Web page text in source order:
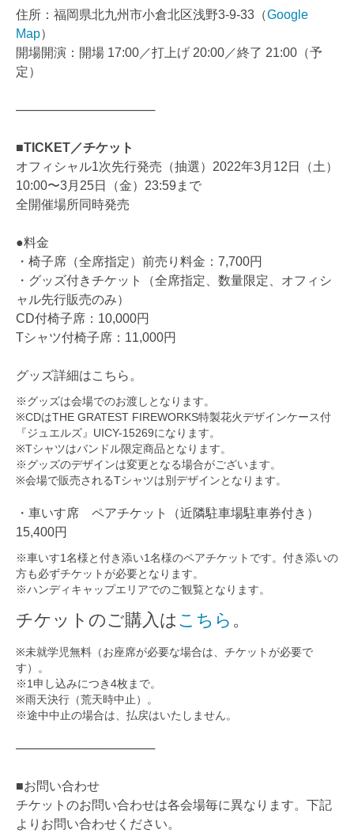
住所：福岡県北九州市小倉北区浅野3-9-33（Google
Map）
開場開演：開場 17:00／打上げ 20:00／終了 21:00（予
定）
────────────────
■TICKET／チケット
オフィシャル1次先行発売（抽選）2022年3月12日（土）
10:00〜3月25日（金）23:59まで
全開催場所同時発売
●料金
・椅子席（全席指定）前売り料金：7,700円
・グッズ付きチケット（全席指定、数量限定、オフィシ
ャル先行販売のみ）
CD付椅子席：10,000円
Tシャツ付椅子席：11,000円
グッズ詳細はこちら。
※グッズは会場でのお渡しとなります。
※CDはTHE GRATEST FIREWORKS特製花火デザインケース付
『ジュエルズ』UICY-15269になります。
※Tシャツはバンドル限定商品となります。
※グッズのデザインは変更となる場合がございます。
※会場で販売されるTシャツは別デザインとなります。
・車いす席 ペアチケット（近隣駐車場駐車券付き）
15,400円
※車いす1名様と付き添い1名様のペアチケットです。付き添いの
方も必ずチケットが必要となります。
※ハンディキャップエリアでのご観覧となります。
チケットのご購入は こちら 。
※未就学児無料（お座席が必要な場合は、チケットが必要で
す）。
※1申し込みにつき4枚まで。
※雨天決行（荒天時中止）。
※途中中止の場合は、払戻はいたしません。
────────────────
■お問い合わせ
チケットのお問い合わせは各会場毎に異なります。下記
よりお問い合わせください。